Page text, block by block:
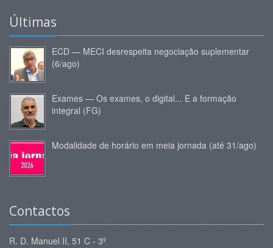
Últimas
ECD — MECI desrespeita negociação suplementar
(6/ago)
Exames — Os exames, o digital... E a formação
integral (FG)
Modalidade de horário em meia jornada (até 31/ago)
Contactos
R. D. Manuel II, 51 C - 3º